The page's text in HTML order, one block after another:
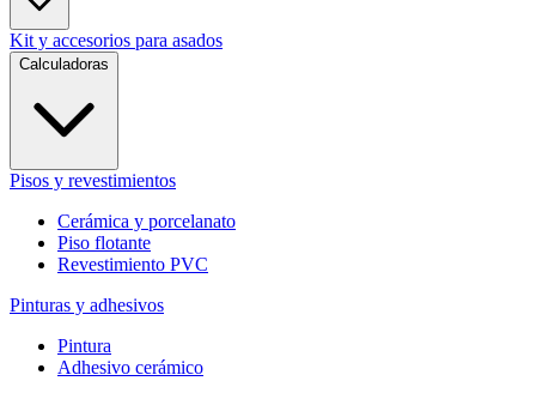
Kit y accesorios para asados
Calculadoras
Pisos y revestimientos
Cerámica y porcelanato
Piso flotante
Revestimiento PVC
Pinturas y adhesivos
Pintura
Adhesivo cerámico